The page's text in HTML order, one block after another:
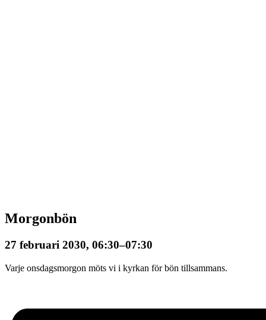
Morgonbön
27 februari 2030, 06:30–07:30
Varje onsdagsmorgon möts vi i kyrkan för bön tillsammans.